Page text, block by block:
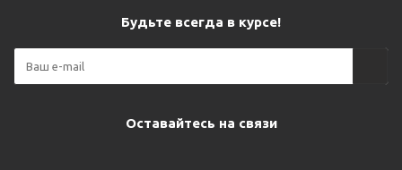
Будьте всегда в курсе!
Оставайтесь на связи